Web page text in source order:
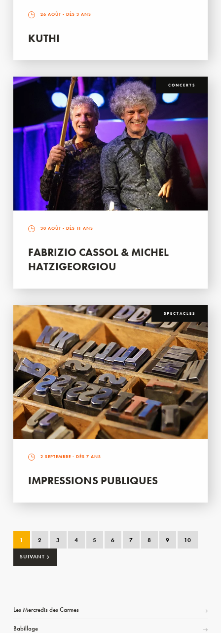
26 AOÛT - DÈS 3 ANS
KUTHI
CONCERTS
30 AOÛT - DÈS 11 ANS
FABRIZIO CASSOL & MICHEL
HATZIGEORGIOU
SPECTACLES
2 SEPTEMBRE - DÈS 7 ANS
IMPRESSIONS PUBLIQUES
1 2 3 4 5 6 7 8 9 10
SUIVANT ›
Les Mercredis des Carmes
Babillage